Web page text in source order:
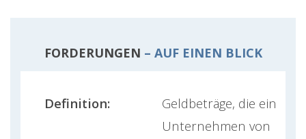
FORDERUNGEN – AUF EINEN BLICK
Definition:
Geldbeträge, die ein
Unternehmen von